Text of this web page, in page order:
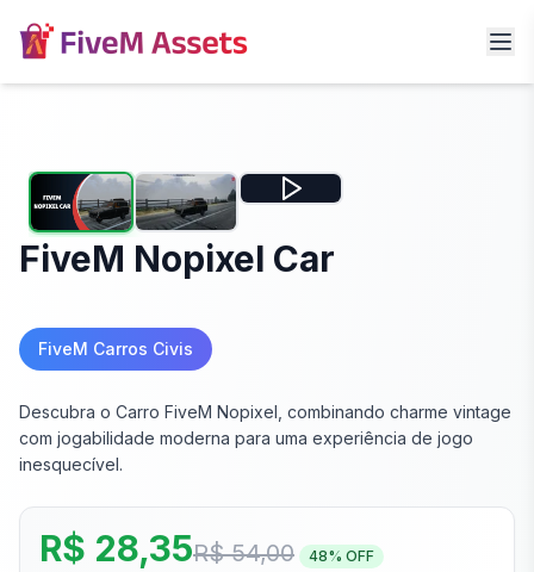
FiveM Nopixel Car
FiveM Carros Civis
Descubra o Carro FiveM Nopixel, combinando charme vintage
com jogabilidade moderna para uma experiência de jogo
inesquecível.
R$ 28,35R$ 54,00 48% OFF